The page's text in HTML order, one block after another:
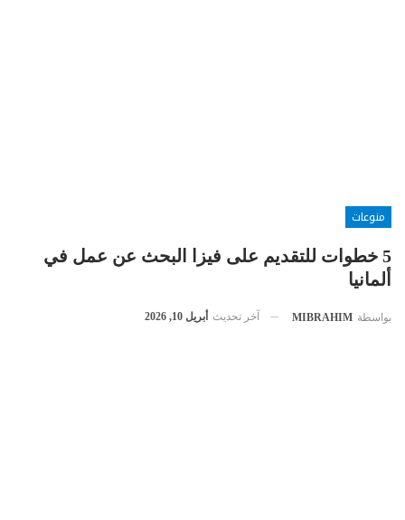
منوعات
5 خطوات للتقديم على فيزا البحث عن عمل في
ألمانيا
بواسطة MIBRAHIM آخر تحديث أبريل 10, 2026